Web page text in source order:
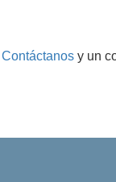
Contáctanos y un